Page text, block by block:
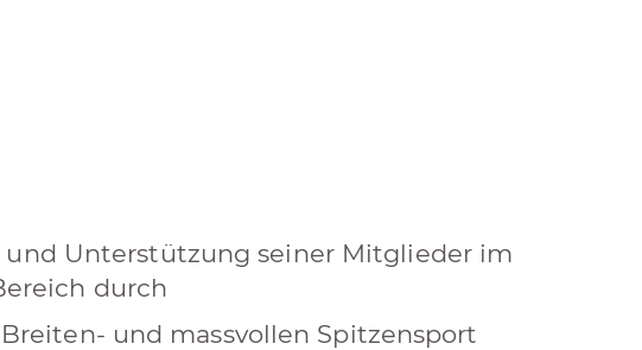
Unterstützung seiner Mitglieder im
durch
und massvollen Spitzensport